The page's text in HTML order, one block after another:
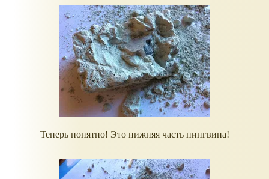
Теперь понятно! Это нижняя часть пингвина!